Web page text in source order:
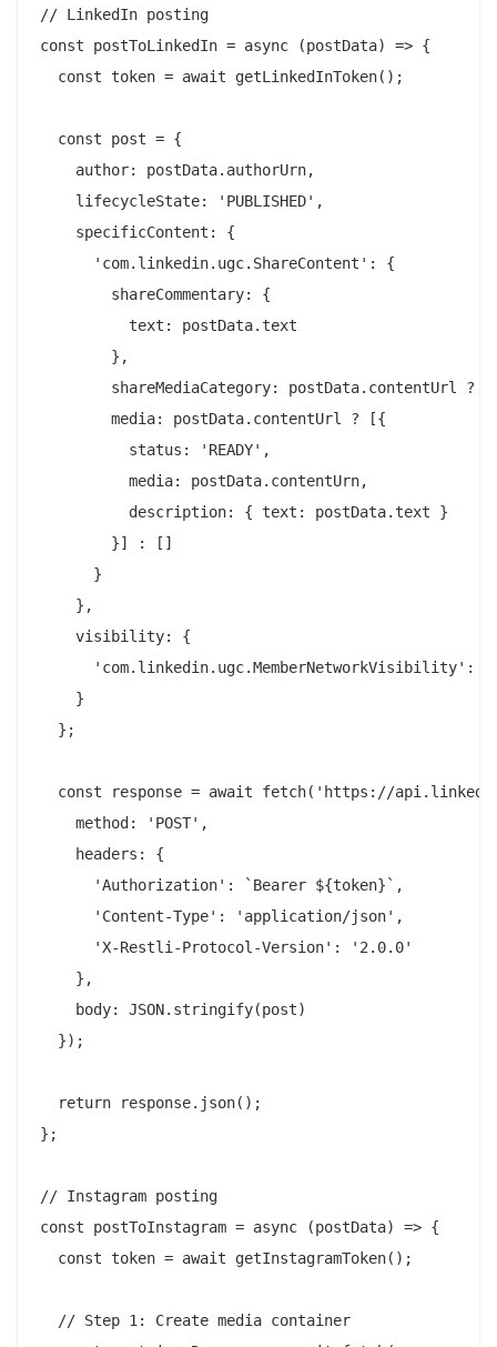
// LinkedIn posting
const postToLinkedIn = async (postData) => {
  const token = await getLinkedInToken();
  const post = {
    author: postData.authorUrn,
    lifecycleState: 'PUBLISHED',
    specificContent: {
      'com.linkedin.ugc.ShareContent': {
        shareCommentary: {
          text: postData.text
        },
shareMediaCategory: postData.contentUrl ?
        media: postData.contentUrl ? [{
          status: 'READY',
          media: postData.contentUrn,
          description: { text: postData.text }
        }] : []
      }
    },
    visibility: {
'com.linkedin.ugc.MemberNetworkVisibility':
    }
  };
const response = await fetch('https://
    method: 'POST',
    headers: {
      'Authorization': `Bearer ${token}`,
      'Content-Type': 'application/json',
      'X-Restli-Protocol-Version': '2.0.0'
    },
    body: JSON.stringify(post)
  });
  return response.json();
};
// Instagram posting
const postToInstagram = async (postData) => {
  const token = await getInstagramToken();
  // Step 1: Create media container